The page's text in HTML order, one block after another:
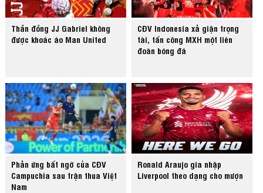
Thần đồng JJ Gabriel không
được khoác áo Man United
CĐV Indonesia xả giận trọng
tài, tấn công MXH một liên
đoàn bóng đá
Phản ứng bất ngờ của CĐV
Campuchia sau trận thua Việt
Nam
Ronald Araujo gia nhập
Liverpool theo dạng cho mượn